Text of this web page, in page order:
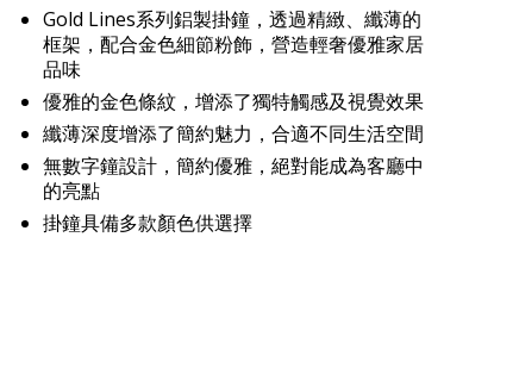
Gold Lines系列鋁製掛鐘，透過精緻、纖薄的
框架，配合金色細節粉飾，營造輕奢優雅家居
品味
優雅的金色條紋，增添了獨特觸感及視覺效果
纖薄深度增添了簡約魅力，合適不同生活空間
無數字鐘設計，簡約優雅，絕對能成為客廳中
的亮點
掛鐘具備多款顏色供選擇